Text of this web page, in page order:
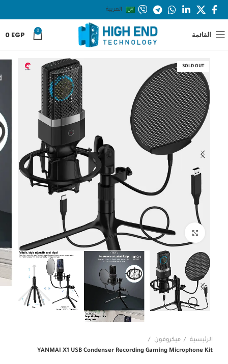
العربية
القائمة 0
0 EGP
SOLD OUT
Click to enlarge
الرئيسية
ميكروفون
YANMAI X1 USB Condenser Recording Gaming Microphone Kit